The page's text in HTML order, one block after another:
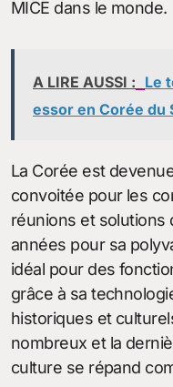
MICE dans le monde.
A LIRE AUSSI : Le
essor en Corée du
La Corée est
convoitée pour les
réunions et solutions
années pour sa
idéal pour des
grâce à sa
historiques et
nombreux et la
culture se répand